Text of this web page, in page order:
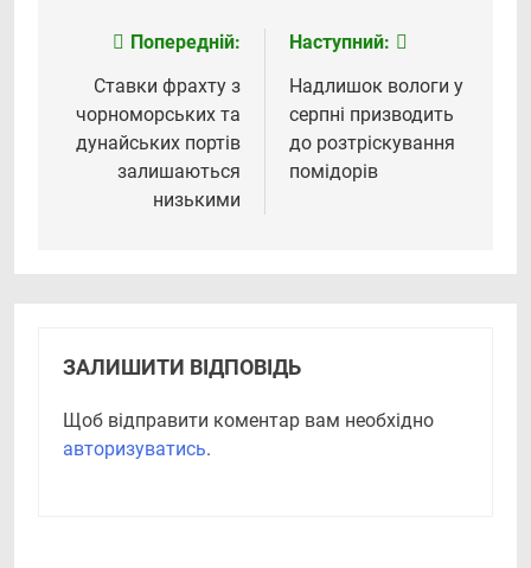
Навігація
записів
Попередній:
Ставки фрахту з
чорноморських та
дунайських портів
залишаються
низькими
Наступний:
Надлишок вологи у
серпні призводить
до розтріскування
помідорів
ЗАЛИШИТИ ВІДПОВІДЬ
Щоб відправити коментар вам необхідно
авторизуватись.